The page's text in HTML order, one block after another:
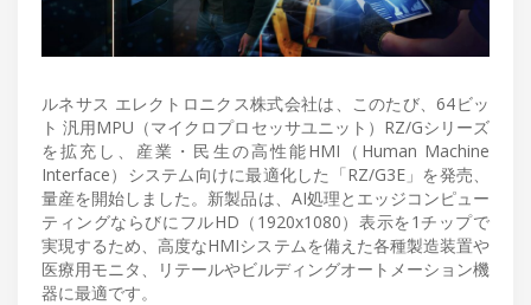
ルネサス エレクトロニクス株式会社は、このたび、64ビッ
ト 汎用MPU（マイクロプロセッサユニット）RZ/Gシリーズ
を拡充し、産業・民生の高性能HMI（Human Machine
Interface）システム向けに最適化した「RZ/G3E」を発売、
量産を開始しました。新製品は、AI処理とエッジコンピュー
ティングならびにフルHD（1920x1080）表示を1チップで
実現するため、高度なHMIシステムを備えた各種製造装置や
医療用モニタ、リテールやビルディングオートメーション機
器に最適です。